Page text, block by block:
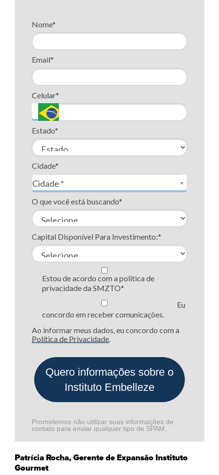
Nome*
Email*
Celular*
Estado*
Cidade*
Cidade *
Cidade*
O que você está buscando*
Capital Disponível Para Investimento:*
Estou de acordo com a politica de
privacidade da SMZTO*
Eu
concordo em receber comunicações.
Ao informar meus dados, eu concordo com a
Política de Privacidade.
Quero informações sobre o
Instituto Embelleze
Prometemos não utilizar suas informações de
contato para enviar qualquer tipo de SPAM.
Patrícia Rocha, Gerente de Expansão Instituto
Gourmet